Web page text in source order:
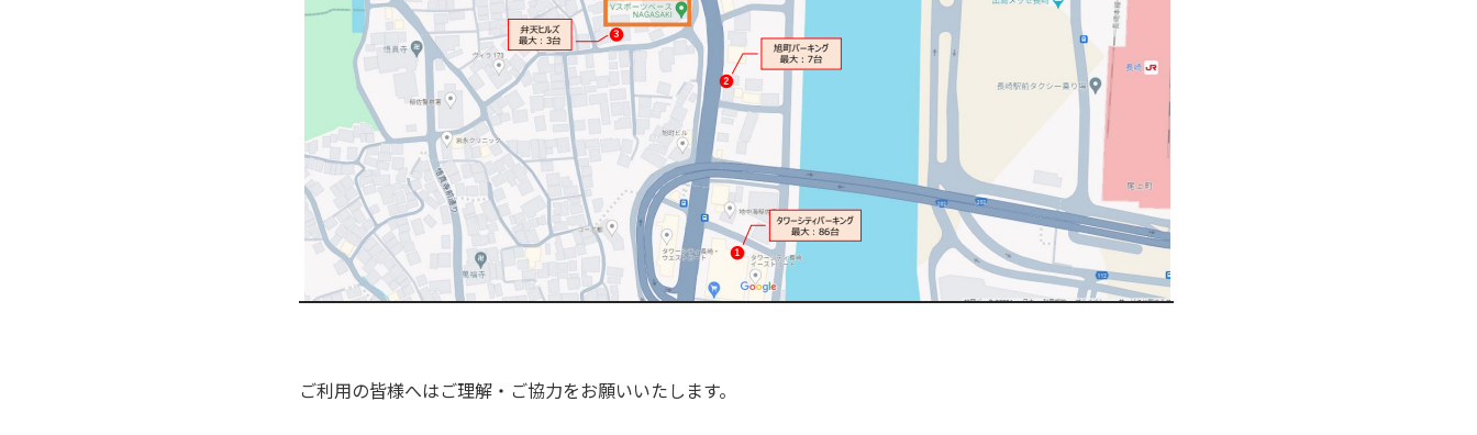
ご利用の皆様へはご理解・ご協力をお願いいたします。